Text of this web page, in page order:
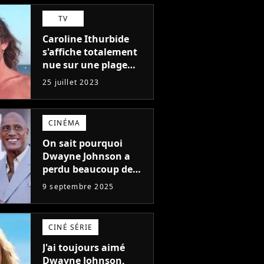
plus médiocres jamais
réalisés"
TV
Caroline Ithurbide
s'affiche totalement
nue sur une plage
naturiste : "je ne
pensais pas que
j'arriverais à le
faire..."
25 juillet 2023
CINÉMA
On sait pourquoi
Dwayne Johnson a
perdu beaucoup de
poids et c'est pour
une raison
importante
9 septembre 2025
CINÉ SÉRIE
J'ai toujours aimé
Dwayne Johnson,